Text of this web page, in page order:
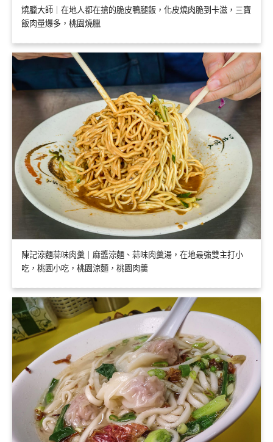
燒臘大師｜在地人都在搶的脆皮鴨腿飯，化皮燒肉脆到卡滋，三寶
飯肉量爆多，桃園燒臘
陳記涼麵蒜味肉羹｜麻醬涼麵、蒜味肉羹湯，在地最強雙主打小
吃，桃園小吃，桃園涼麵，桃園肉羹